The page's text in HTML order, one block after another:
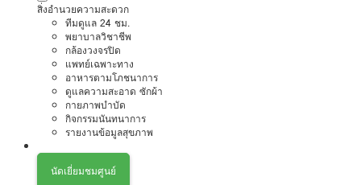
สิ่งอำนวยความสะดวก
ทีมดูแล 24 ชม.
พยาบาลวิชาชีพ
กล้องวงจรปิด
แพทย์เฉพาะทาง
อาหารตามโภชนาการ
ดูแลความสะอาด ซักผ้า
กายภาพบำบัด
กิจกรรมนันทนาการ
รายงานข้อมูลสุขภาพ
นัดเยี่ยมชมศูนย์